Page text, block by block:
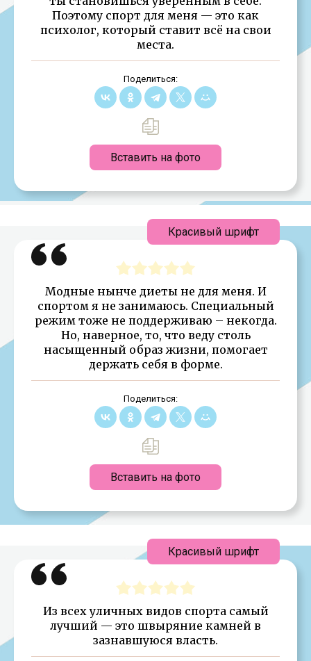
Поэтому спорт для меня — это как
психолог, который ставит всё на свои
места.
Поделиться:
Вставить на фото
Модные нынче диеты не для меня. И
спортом я не занимаюсь. Специальный
режим тоже не поддерживаю – некогда.
Но, наверное, то, что веду столь
насыщенный образ жизни, помогает
держать себя в форме.
Поделиться:
Вставить на фото
Красивый шрифт
Из всех уличных видов спорта самый
лучший — это швыряние камней в
зазнавшуюся власть.
Красивый шрифт